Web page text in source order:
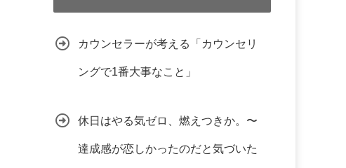
カウンセラーが考える「カウンセリ
ングで1番大事なこと」
休日はやる気ゼロ、燃えつきか。〜
達成感が恋しかったのだと気づいた